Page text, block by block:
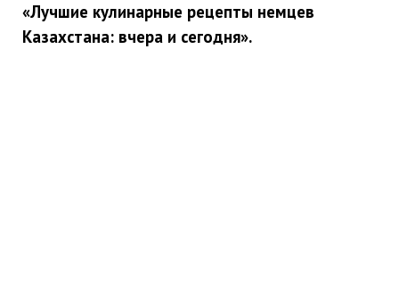
«Лучшие кулинарные рецепты немцев
Казахстана: вчера и сегодня».